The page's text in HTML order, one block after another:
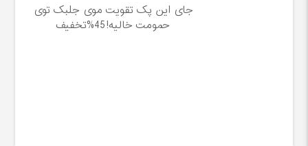
جای این پک تقویت موی جلبک توی
حمومت خالیه!45%تخفیف